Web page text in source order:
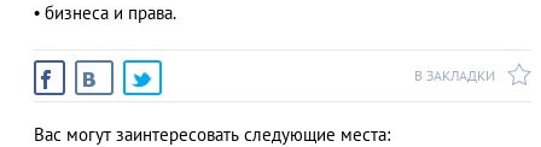
• бизнеса и права.
В ЗАКЛАДКИ
Вас могут заинтересовать следующие места: